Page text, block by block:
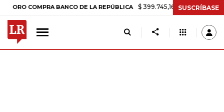
BANCO DE LA REPÚBLICA $ 399.745,16 +$ 2.295,71 +0,58%
SUSCRÍBASE